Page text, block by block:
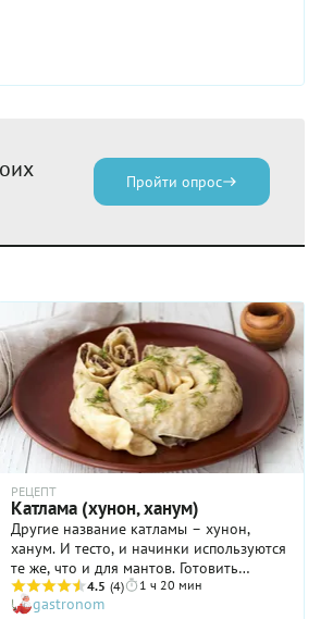
Пройти опрос
РЕЦЕПТ
Катлама (хунон, ханум)
Другие название катламы – хунон,
ханум. И тесто, и начинки используются
те же, что и для мантов. Готовить
катламу на пару несложно, а выглядит
готовое блюдо весьма эффектно.
4.5 (4) 1 ч 20 мин
gastronom